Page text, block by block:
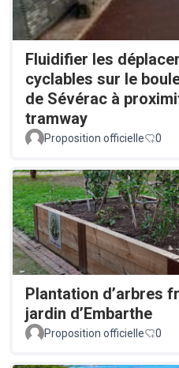
Fluidifier les
cyclables sur le
de Sévérac à
tramway
Proposition officielle 0
Plantation d’arbres
jardin d’Embarthe
Proposition officielle 0